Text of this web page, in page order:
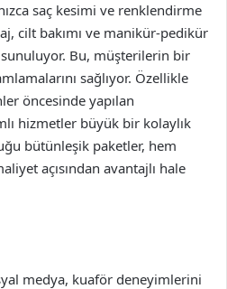
saç kesimi ve renklendirme
cilt bakımı ve manikür-pedikür
Bu, müşterilerin bir
sağlıyor. Özellikle
öncesinde yapılan
hizmetler büyük bir kolaylık
bütünleşik paketler, hem
açısından avantajlı hale
medya, kuaför deneyimlerini